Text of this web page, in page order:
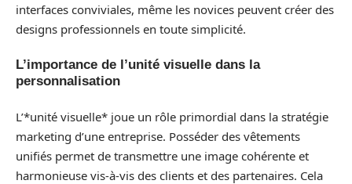
interfaces conviviales, même les novices peuvent créer des
designs professionnels en toute simplicité.
L’importance de l’unité visuelle dans la
personnalisation
L’*unité visuelle* joue un rôle primordial dans la stratégie
marketing d’une entreprise. Posséder des vêtements
unifiés permet de transmettre une image cohérente et
harmonieuse vis-à-vis des clients et des partenaires. Cela